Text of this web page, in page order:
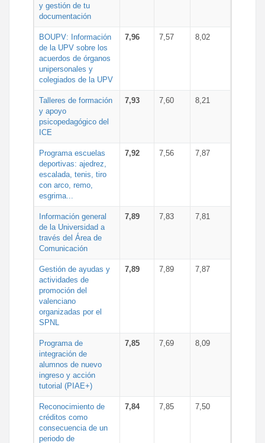
y gestión de tu
documentación
BOUPV: Información
de la UPV sobre los
acuerdos de órganos
unipersonales y
colegiados de la UPV
7,96 7,57 8,02
Talleres de formación
y apoyo
psicopedagógico del
ICE
7,93 7,60 8,21
Programa escuelas
deportivas: ajedrez,
escalada, tenis, tiro
con arco, remo,
esgrima...
7,92 7,56 7,87
Información general
de la Universidad a
través del Área de
Comunicación
7,89 7,83 7,81
Gestión de ayudas y
actividades de
promoción del
valenciano
organizadas por el
SPNL
7,89 7,89 7,87
Programa de
integración de
alumnos de nuevo
ingreso y acción
tutorial (PIAE+)
7,85 7,69 8,09
Reconocimiento de
créditos como
consecuencia de un
periodo de
7,84 7,85 7,50